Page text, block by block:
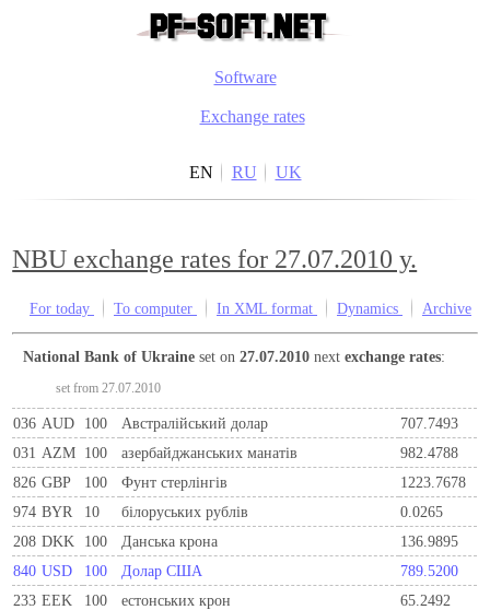
Software
Exchange rates
EN RU UK
NBU exchange rates for 27.07.2010 y.
For today To computer In XML format Dynamics Archive
National Bank of Ukraine set on27.07.2010 nextexchange rates:
set from 27.07.2010
036 AUD 100 Австралійський долар
707.7493
031 AZM 100 азербайджанських манатів
982.4788
826 GBP 100 Фунт стерлінгів
1223.7678
974 BYR 10 білоруських рублів
0.0265
208 DKK 100 Данська крона
136.9895
840 USD 100 Долар США
789.5200
233 EEK 100 естонських крон
65.2492